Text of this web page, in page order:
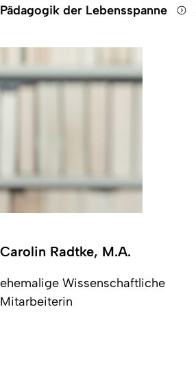
Pädagogik der Lebensspanne
Carolin Radtke, M.A.
ehemalige Wissenschaftliche
Mitarbeiterin